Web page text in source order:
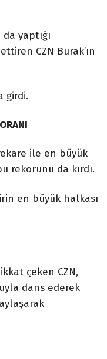
yaptığı
CZN Burak’ın
girdi.
ile en büyük
rekorunu da kırdı.
en büyük halkası
çeken CZN,
dans ederek